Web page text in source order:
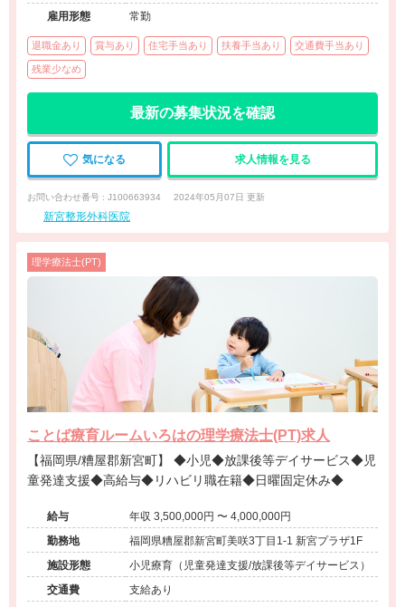
雇用形態
常勤
退職金あり 賞与あり 住宅手当あり 扶養手当あり 交通費手当あり
残業少なめ
最新の募集状況を確認
気になる 求人情報を見る
お問い合わせ番号 : J100663934 2024年05月07日 更新
新宮整形外科医院
理学療法士(PT)
ことば療育ルームいろはの理学療法士(PT)求人
【福岡県/糟屋郡新宮町】 ◆小児◆放課後等デイサービス◆児
童発達支援◆高給与◆リハビリ職在籍◆日曜固定休み◆
給与
年収 3,500,000円 〜 4,000,000円
勤務地
福岡県糟屋郡新宮町美咲3丁目1-1 新宮プラザ1F
施設形態
小児療育（児童発達支援/放課後等デイサービス）
交通費
支給あり